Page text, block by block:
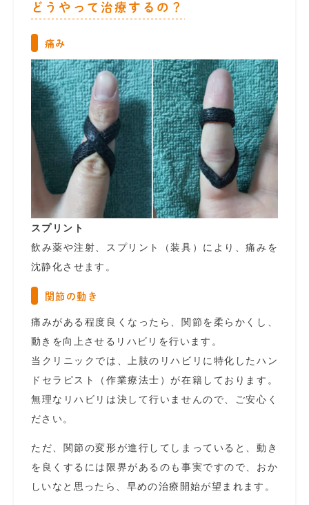
どうやって治療するの？
痛み
スプリント
飲み薬や注射、スプリント（装具）により、痛みを
沈静化させます。
関節の動き
痛みがある程度良くなったら、関節を柔らかくし、
動きを向上させるリハビリを行います。
当クリニックでは、上肢のリハビリに特化したハン
ドセラピスト（作業療法士）が在籍しております。
無理なリハビリは決して行いませんので、ご安心く
ださい。
ただ、関節の変形が進行してしまっていると、動き
を良くするには限界があるのも事実ですので、おか
しいなと思ったら、早めの治療開始が望まれます。